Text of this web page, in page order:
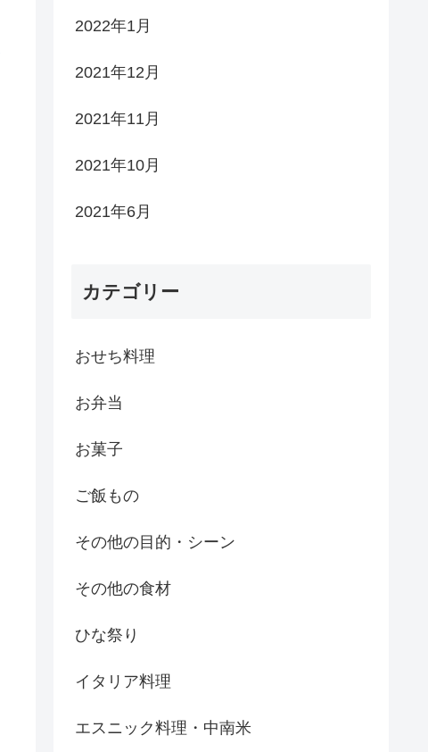
2022年1月
2021年12月
2021年11月
2021年10月
2021年6月
カテゴリー
おせち料理
お弁当
お菓子
ご飯もの
その他の目的・シーン
その他の食材
ひな祭り
イタリア料理
エスニック料理・中南米